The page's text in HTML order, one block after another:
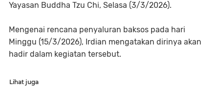
Yayasan Buddha Tzu Chi, Selasa (3/3/2026).
Mengenai rencana penyaluran baksos pada hari
Minggu (15/3/2026), Irdian mengatakan dirinya akan
hadir dalam kegiatan tersebut.
Lihat juga